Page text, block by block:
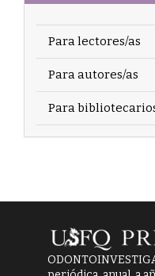
Para lectores/as
Para autores/as
Para